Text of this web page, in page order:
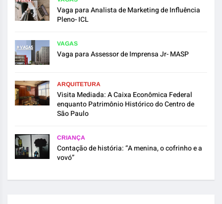
Vaga para Analista de Marketing de Influência
Pleno- ICL
VAGAS
Vaga para Assessor de Imprensa Jr- MASP
ARQUITETURA
Visita Mediada: A Caixa Econômica Federal
enquanto Patrimônio Histórico do Centro de
São Paulo
CRIANÇA
Contação de história: “A menina, o cofrinho e a
vovó”